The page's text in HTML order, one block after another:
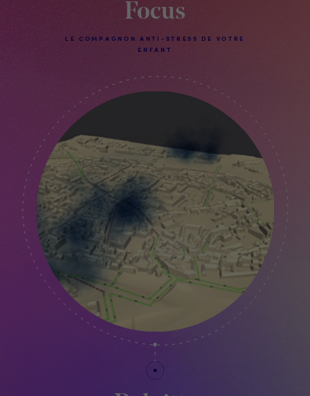
Focus
LE COMPAGNON ANTI-STRESS DE VOTRE
ENFANT